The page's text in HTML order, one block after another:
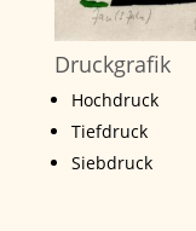
Druckgrafik
Hochdruck
Tiefdruck
Siebdruck